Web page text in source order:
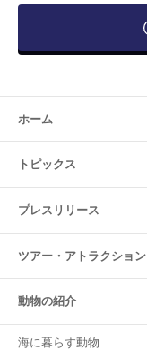
ホーム
トピックス
プレスリリース
ツアー・ アトラクション
動物の紹介
海に暮らす動物